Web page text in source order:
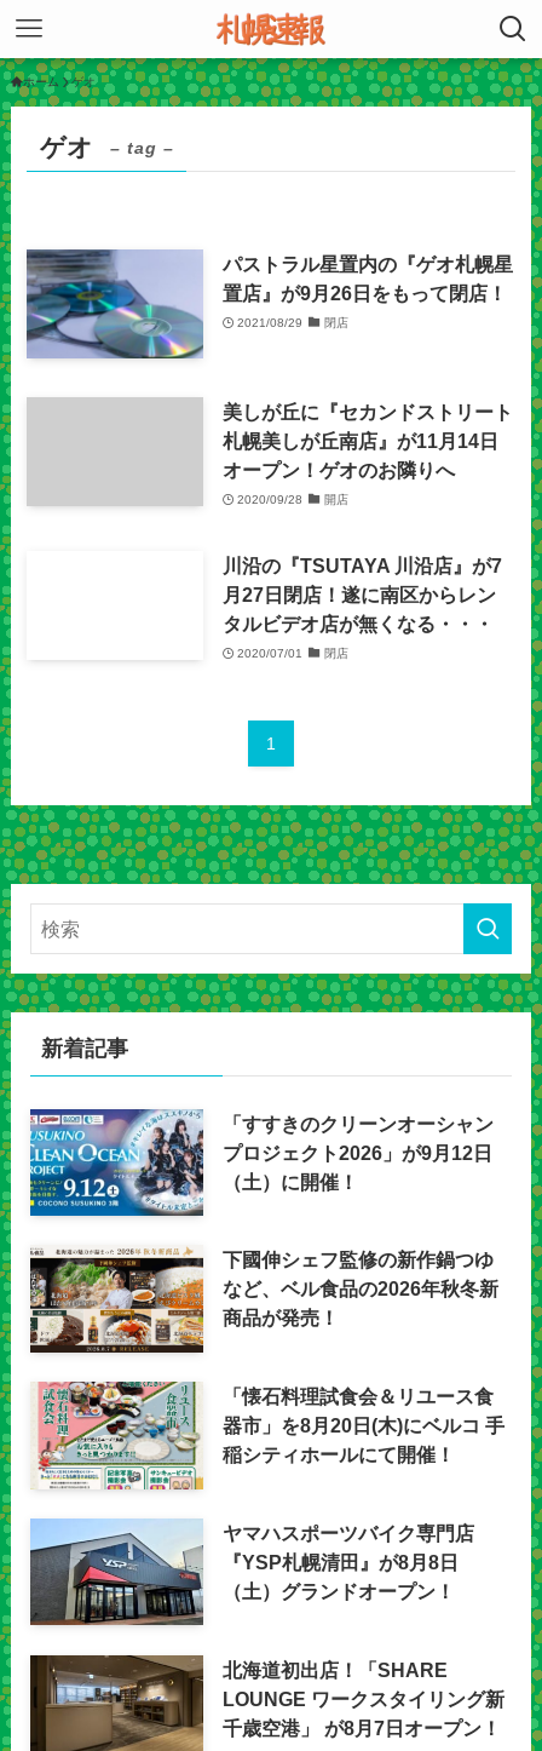
ホーム ゲオ
ゲオ – tag –
パストラル星置内の『ゲオ札幌星
置店』が9月26日をもって閉店！
2021/08/29 閉店
美しが丘に『セカンドストリート
札幌美しが丘南店』が11月14日
オープン！ゲオのお隣りへ
2020/09/28 開店
川沿の『TSUTAYA 川沿店』が7
月27日閉店！遂に南区からレン
タルビデオ店が無くなる・・・
2020/07/01 閉店
1
新着記事
「すすきのクリーンオーシャン
プロジェクト2026」が9月12日
（土）に開催！
下國伸シェフ監修の新作鍋つゆ
など、ベル食品の2026年秋冬新
商品が発売！
「懐石料理試食会＆リユース食
器市」を8月20日(木)にベルコ 手
稲シティホールにて開催！
ヤマハスポーツバイク専門店
『YSP札幌清田』が8月8日
（土）グランドオープン！
北海道初出店！「SHARE
LOUNGE ワークスタイリング新
千歳空港」 が8月7日オープン！